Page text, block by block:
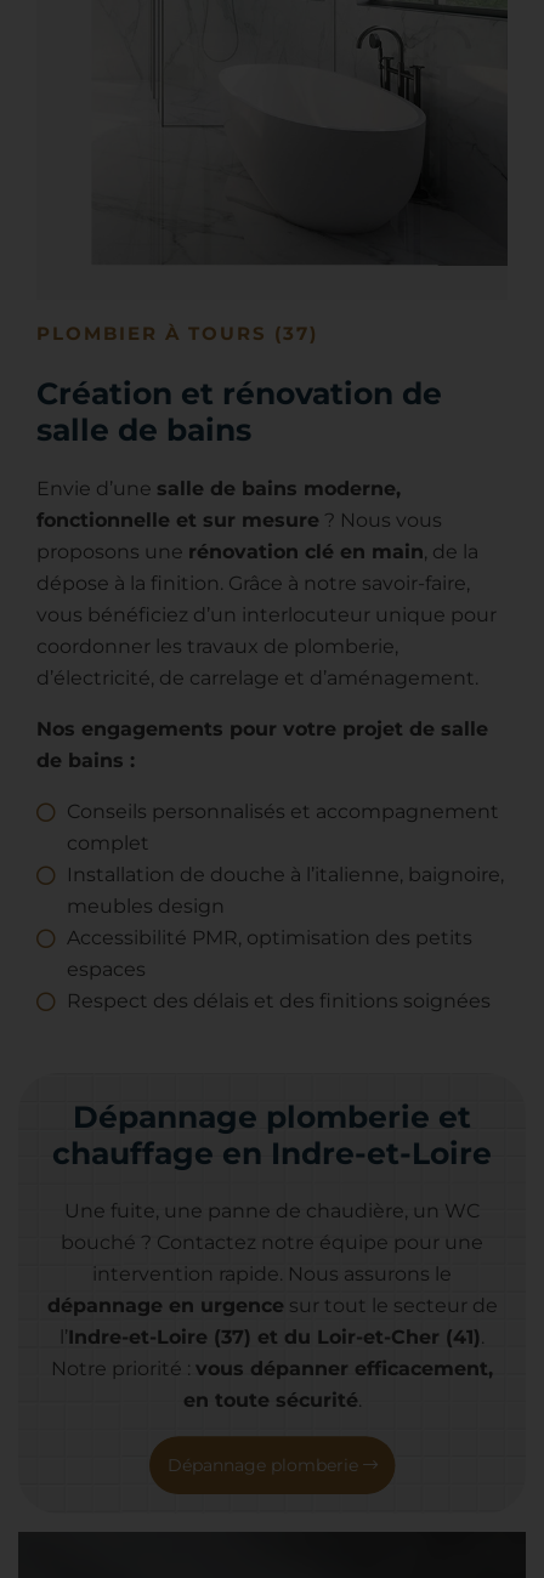
PLOMBIER À TOURS (37)
Création et rénovation de
salle de bains
Envie d’une salle de bains moderne,
fonctionnelle et sur mesure ? Nous vous
proposons une rénovation clé en main, de la
dépose à la finition. Grâce à notre savoir-faire,
vous bénéficiez d’un interlocuteur unique pour
coordonner les travaux de plomberie,
d’électricité, de carrelage et d’aménagement.
Nos engagements pour votre projet de salle
de bains :
Conseils personnalisés et accompagnement
complet
Installation de douche à l’italienne, baignoire,
meubles design
Accessibilité PMR, optimisation des petits
espaces
Respect des délais et des finitions soignées
Dépannage plomberie et
chauffage en Indre-et-Loire
Une fuite, une panne de chaudière, un WC
bouché ? Contactez notre équipe pour une
intervention rapide. Nous assurons le
dépannage en urgence sur tout le secteur de
l’Indre-et-Loire (37) et du Loir-et-Cher (41).
Notre priorité : vous dépanner efficacement,
en toute sécurité.
Dépannage plomberie